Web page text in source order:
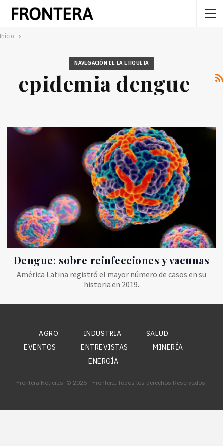
Inicio
NAVEGACIÓN DE LA ETIQUETA
epidemia dengue
Dengue: sobre reinfecciones y vacunas
América Latina registró el mayor número de casos en su
historia en 2019.
AGRO INDUSTRIA
SALUD
EVENTOS
ENTREVISTAS
MINERÍA
ENERGÍA
Frontera Noticias. © 2026 - Frontera. Todos los derechos Reservados.